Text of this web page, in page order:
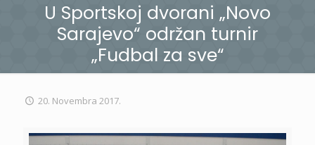
U Sportskoj dvorani „Novo
Sarajevo“ održan turnir
„Fudbal za sve“
20. Novembra 2017.